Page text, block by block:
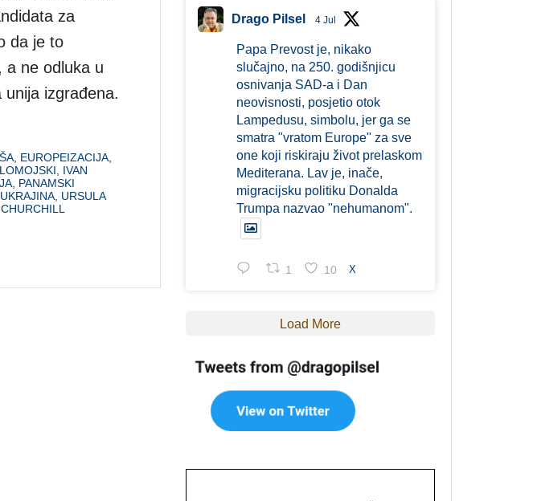
za
da je to
a ne odluka u
izgrađena.
EUROPEIZACIJA
IVAN
PANAMSKI
UKRAJINA URSULA
Drago Pilsel 4 Jul
Papa Prevost je, nikako
slučajno, na 250. godišnjicu
osnivanja SAD-a i Dan
neovisnosti, posjetio otok
Lampedusu, simbolu, jer ga se
smatra "vratom Europe" za sve
one koji riskiraju život prelaskom
Mediterana. Lav je, inače,
migracijsku politiku Donalda
Trumpa nazvao "nehumanom".
1 10 X
Load More